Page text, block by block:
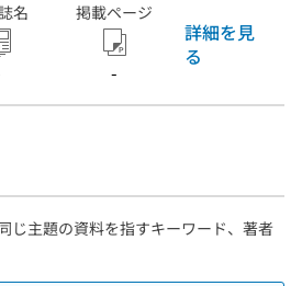
名 掲載ページ
-
詳細を見
る
じ主題の資料を指すキーワード、著者